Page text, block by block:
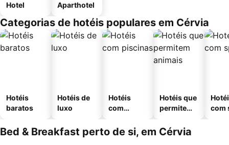
Hotel Aparthotel
Categorias de hotéis populares em Cérvia
Hotéis
baratos
Hotéis de
luxo
Hotéis
com
Hotéis que
permitem
com
Bed & Breakfast perto de si, em Cérvia